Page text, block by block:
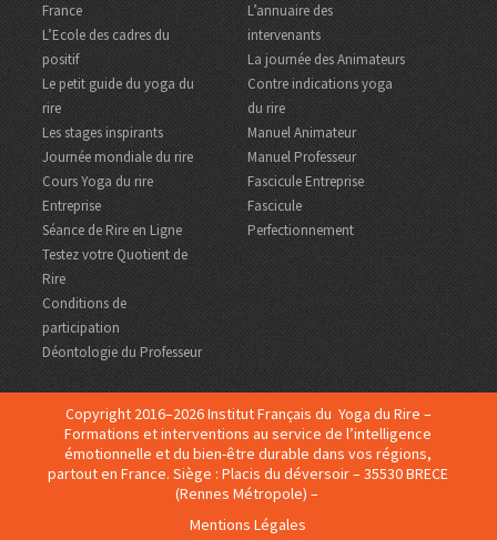
France
L’Ecole des cadres du
positif
Le petit guide du yoga du
rire
Les stages inspirants
Journée mondiale du rire
Cours Yoga du rire
Entreprise
Séance de Rire en Ligne
Testez votre Quotient de
Rire
Conditions de
participation
Déontologie du Professeur
L’annuaire des
intervenants
La journée des Animateurs
Contre indications yoga
du rire
Manuel Animateur
Manuel Professeur
Fascicule Entreprise
Fascicule
Perfectionnement
Copyright 2016–2026 Institut Français du Yoga du Rire –
Formations et interventions au service de l’intelligence
émotionnelle et du bien-être durable dans vos régions,
partout en France. Siège : Placis du déversoir – 35530 BRECE
(Rennes Métropole) –
Mentions Légales